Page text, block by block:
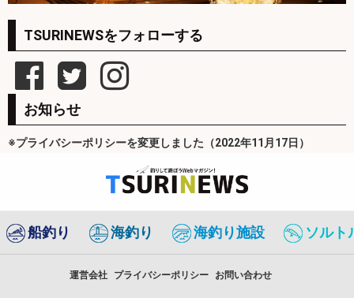
TSURINEWSをフォローする
お知らせ
※プライバシーポリシーを変更しました（2022年11月17日）
船釣り 海釣り 海釣り施設 ソルト
運営会社 プライバシーポリシー お問い合わせ